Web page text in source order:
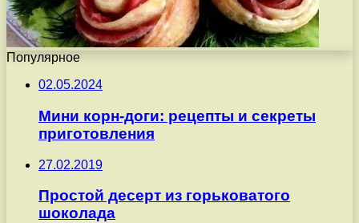
Популярное
02.05.2024
Мини корн-доги: рецепты и секреты
приготовления
27.02.2019
Простой десерт из горьковатого
шоколада